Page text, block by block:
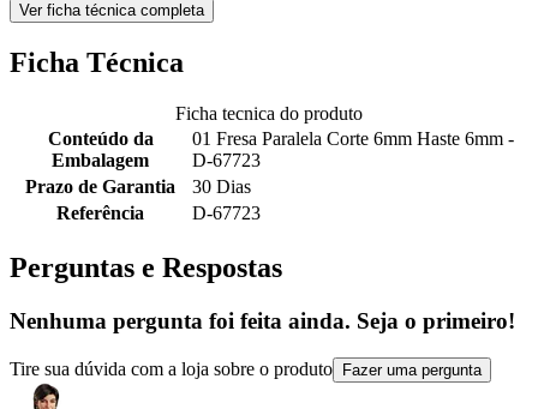
Ver ficha técnica completa
Ficha Técnica
Ficha tecnica do produto
Conteúdo da
Embalagem
01 Fresa Paralela Corte 6mm Haste 6mm -
D-67723
Prazo de Garantia
30 Dias
Referência
D-67723
Perguntas e Respostas
Nenhuma pergunta foi feita ainda. Seja o primeiro!
Tire sua dúvida com a loja sobre o produto Fazer uma pergunta